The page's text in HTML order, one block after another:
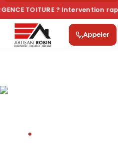
TOITURE ? Intervention
Appeler